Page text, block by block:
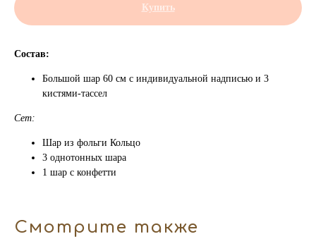
Купить
Состав:
Большой шар 60 см с индивидуальной надписью и 3
кистями-тассел
Сет:
Шар из фольги Кольцо
3 однотонных шара
1 шар с конфетти
Смотрите также